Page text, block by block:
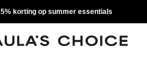
korting op summer essentials